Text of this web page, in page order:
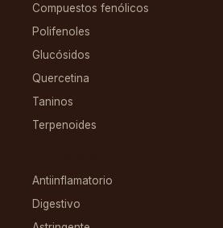
Compuestos fenólicos
Polifenoles
Glucósidos
Quercetina
Taninos
Terpenoides
Antiinflamatorio
Digestivo